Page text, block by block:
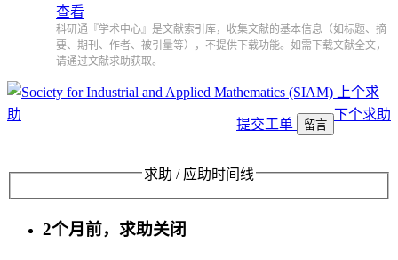
查看
科研通『学术中心』是文献索引库，收集文献的基本信息（如标题、摘
要、期刊、作者、被引量等），不提供下载功能。如需下载文献全文，
请通过文献求助获取。
上个求
助
下个求助
提交工单 留言
求助 / 应助时间线
2个月前，求助关闭